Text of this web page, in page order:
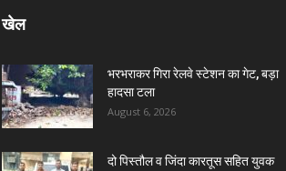
खेल
भरभराकर गिरा रेलवे स्टेशन का गेट, बड़ा
हादसा टला
August 6, 2026
दो पिस्तौल व जिंदा कारतूस सहित युवक